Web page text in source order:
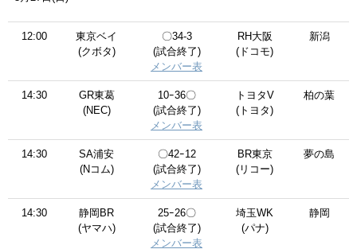
12:00
東京ベイ
(クボタ)
〇34-3
(試合終了)
メンバー表
RH大阪
(ドコモ)
新潟
14:30
GR東葛
(NEC)
10ｰ36〇
(試合終了)
メンバー表
トヨタV
(トヨタ)
柏の葉
14:30
SA浦安
(Nコム)
〇42ｰ12
(試合終了)
メンバー表
BR東京
(リコー)
夢の島
14:30
静岡BR
(ヤマハ)
25ｰ26〇
(試合終了)
メンバー表
埼玉WK
(パナ)
静岡